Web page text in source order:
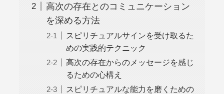
高次の存在とのコミュニケーション
を深める方法
スピリチュアルサインを受け取るた
めの実践的テクニック
高次の存在からのメッセージを感じ
るための心構え
スピリチュアルな能力を磨くための